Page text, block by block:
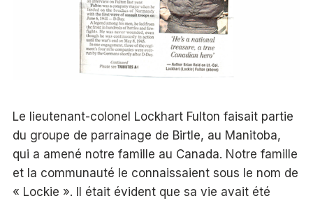
Le lieutenant-colonel Lockhart Fulton faisait partie
du groupe de parrainage de Birtle, au Manitoba,
qui a amené notre famille au Canada. Notre famille
et la communauté le connaissaient sous le nom de
« Lockie ». Il était évident que sa vie avait été